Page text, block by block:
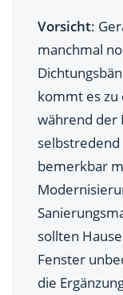
Vorsicht:
manchmal
kommt es
während der
bemerkbar
sollten
Fenster
die